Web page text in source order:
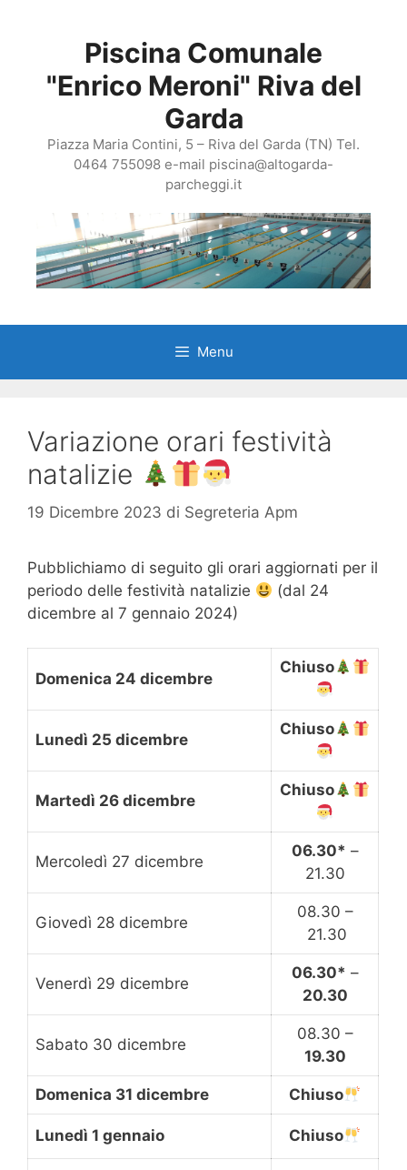
Piscina Comunale
"Enrico Meroni" Riva del
Garda
Piazza Maria Contini, 5 – Riva del Garda (TN) Tel.
0464 755098 e-mail piscina@altogarda-
parcheggi.it
Menu
Variazione orari festività
natalizie
19 Dicembre 2023 di Segreteria Apm
Pubblichiamo di seguito gli orari aggiornati per il
periodo delle festività natalizie
(dal 24
dicembre al 7 gennaio 2024)
Domenica 24 dicembre
Chiuso
Lunedì 25 dicembre
Chiuso
Martedì 26 dicembre
Chiuso
Mercoledì 27 dicembre
06.30* –
21.30
Giovedì 28 dicembre
08.30 –
21.30
Venerdì 29 dicembre
06.30* –
20.30
Sabato 30 dicembre
08.30 –
19.30
Domenica 31 dicembre Chiuso
Lunedì 1 gennaio Chiuso